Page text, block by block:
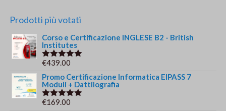
Prodotti più votati
Corso e Certificazione INGLESE B2 - British
Institutes
Valutato
€439.00
Promo Certificazione Informatica EIPASS 7
Moduli + Dattilografia
Valutato
€169.00